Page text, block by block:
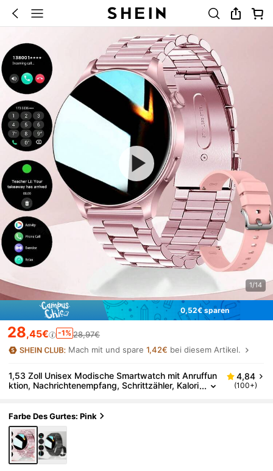
1/14
0,52€ sparen
28,45€ -1% 28,97€
Mach mit und spare1,42€ bei diesem Artikel.
1,53 Zoll Unisex Modische Smartwatch mit Anruffun
ktion, Nachrichtenempfang, Schrittzähler, Kalori
4,84
(100+)
Farbe Des Gurtes: Pink